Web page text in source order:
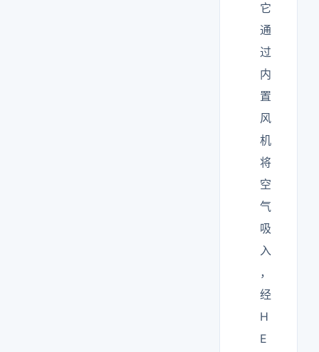
它
通
过
内
置
风
机
将
空
气
吸
入
，
经
H
E